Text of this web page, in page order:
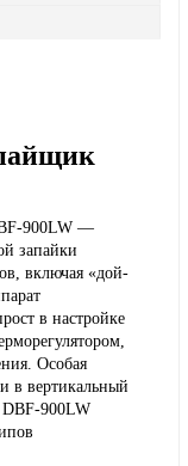
900LW —
запайки
включая «дой-
в настройке
Особая
в вертикальный
DBF-900LW